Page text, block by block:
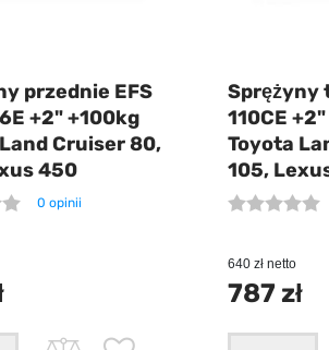
przednie EFS
+2" +100kg
Cruiser 80,
450
0 opinii
Sprężyny
110CE
Toyota
105,
640 zł netto
787 zł